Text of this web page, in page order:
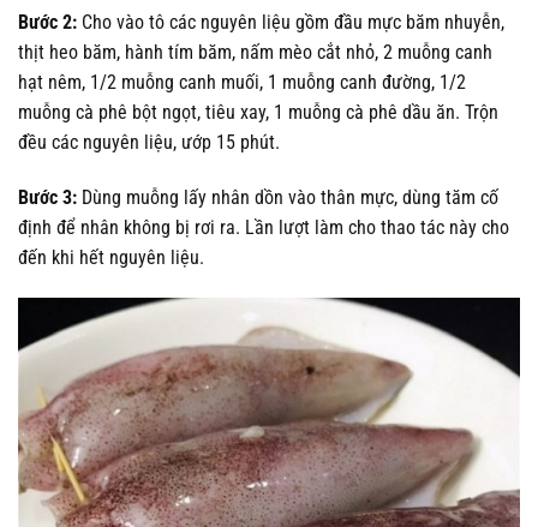
Bước 2: Cho vào tô các nguyên liệu gồm đầu mực băm nhuyễn,
thịt heo băm, hành tím băm, nấm mèo cắt nhỏ, 2 muỗng canh
hạt nêm, 1/2 muỗng canh muối, 1 muỗng canh đường, 1/2
muỗng cà phê bột ngọt, tiêu xay, 1 muỗng cà phê dầu ăn. Trộn
đều các nguyên liệu, ướp 15 phút.
Bước 3: Dùng muỗng lấy nhân dồn vào thân mực, dùng tăm cố
định để nhân không bị rơi ra. Lần lượt làm cho thao tác này cho
đến khi hết nguyên liệu.